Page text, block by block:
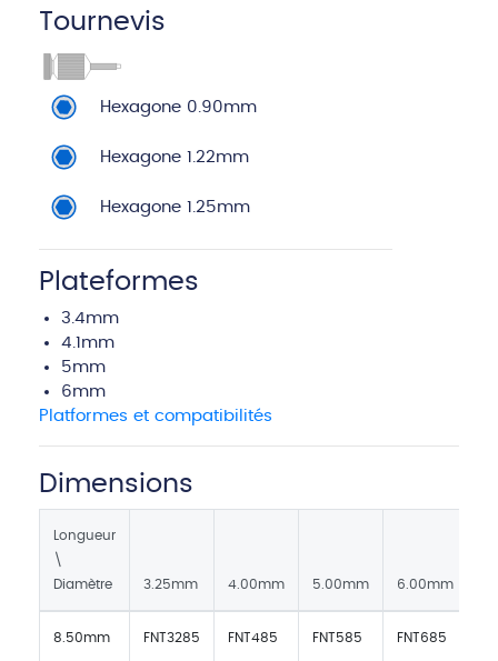
Tournevis
Hexagone 0.90mm
Hexagone 1.22mm
Hexagone 1.25mm
Plateformes
3.4mm
4.1mm
5mm
6mm
Platformes et compatibilités
Dimensions
Longueur
\
Diamètre
3.25mm 4.00mm 5.00mm 6.00mm
8.50mm FNT3285 FNT485 FNT585 FNT685